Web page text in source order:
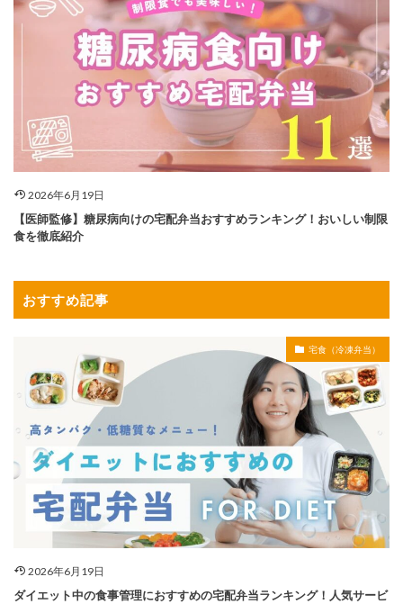
2026年6月19日
【医師監修】糖尿病向けの宅配弁当おすすめランキング！おいしい制限
食を徹底紹介
おすすめ記事
宅食（冷凍弁当）
2026年6月19日
ダイエット中の食事管理におすすめの宅配弁当ランキング！人気サービ